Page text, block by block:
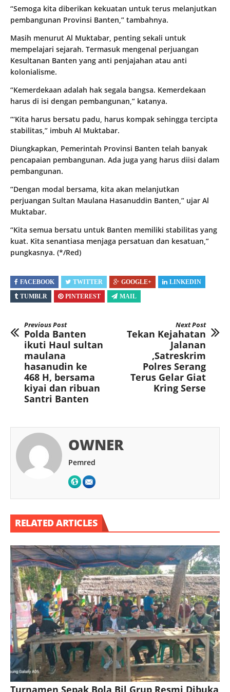
“Semoga kita diberikan kekuatan untuk terus melanjutkan
pembangunan Provinsi Banten,” tambahnya.
Masih menurut Al Muktabar, penting sekali untuk
mempelajari sejarah. Termasuk mengenal perjuangan
Kesultanan Banten yang anti penjajahan atau anti
kolonialisme.
“Kemerdekaan adalah hak segala bangsa. Kemerdekaan
harus di isi dengan pembangunan,” katanya.
“‘Kita harus bersatu padu, harus kompak sehingga tercipta
stabilitas,” imbuh Al Muktabar.
Diungkapkan, Pemerintah Provinsi Banten telah banyak
pencapaian pembangunan. Ada juga yang harus diisi dalam
pembangunan.
“Dengan modal bersama, kita akan melanjutkan
perjuangan Sultan Maulana Hasanuddin Banten,” ujar Al
Muktabar.
“Kita semua bersatu untuk Banten memiliki stabilitas yang
kuat. Kita senantiasa menjaga persatuan dan kesatuan,”
pungkasnya. (*/Red)
FACEBOOK TWITTER GOOGLE+
LINKEDIN
TUMBLR
PINTEREST MAIL
Previous Post
Polda Banten
ikuti Haul sultan
maulana
hasanudin ke
468 H, bersama
kiyai dan ribuan
Santri Banten
Next Post
Tekan Kejahatan
Jalanan
,Satreskrim
Polres Serang
Terus Gelar Giat
Kring Serse
OWNER
Pemred
RELATED ARTICLES
Turnamen Sepak Bola Bil Grup Resmi Dibuka